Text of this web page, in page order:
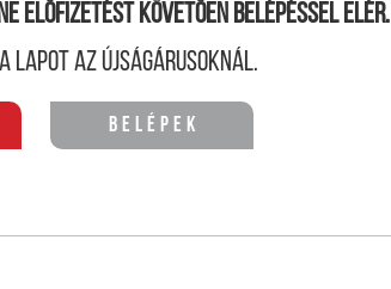
előfizetést követően belépéssel elér.
lapot az újságárusoknál.
Belépek